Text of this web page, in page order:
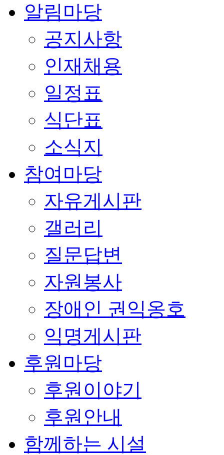
알림마당
공지사항
인재채용
일정표
식단표
소식지
참여마당
자유게시판
갤러리
질문답변
자원봉사
장애인 권익옹호
익명게시판
후원마당
후원이야기
후원안내
함께하는 시설